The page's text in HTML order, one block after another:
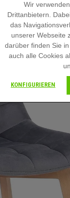
Wir
Drittanbietern.
das
unserer Webseite
darüber finden Sie
auch alle Cookies
KONFIGURIEREN